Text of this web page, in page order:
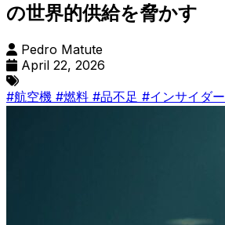
の世界的供給を脅かす
Pedro Matute
April 22, 2026
#航空機 #燃料 #品不足 #インサイダー